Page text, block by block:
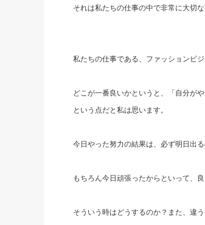
それは私たちの仕事の中で非常に大切な
私たちの仕事である、ファッションビ
どこが一番良いかというと、「自分が
という点だと私は思います。
今日やった努力の結果は、必ず明日出る
もちろん今日頑張ったからといって、
そういう時はどうするのか？また、違